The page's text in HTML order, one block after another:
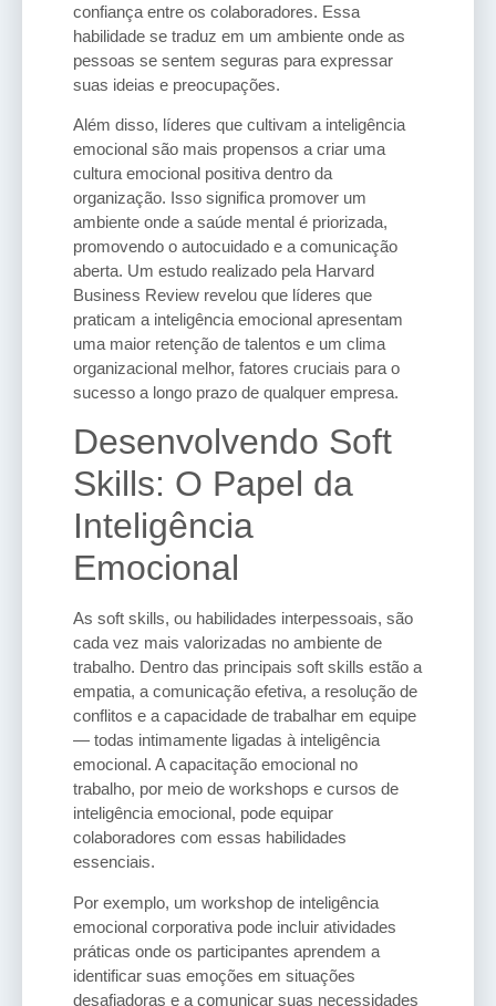
confiança entre os colaboradores. Essa
habilidade se traduz em um ambiente onde as
pessoas se sentem seguras para expressar
suas ideias e preocupações.
Além disso, líderes que cultivam a inteligência
emocional são mais propensos a criar uma
cultura emocional positiva dentro da
organização. Isso significa promover um
ambiente onde a saúde mental é priorizada,
promovendo o autocuidado e a comunicação
aberta. Um estudo realizado pela Harvard
Business Review revelou que líderes que
praticam a inteligência emocional apresentam
uma maior retenção de talentos e um clima
organizacional melhor, fatores cruciais para o
sucesso a longo prazo de qualquer empresa.
Desenvolvendo Soft
Skills: O Papel da
Inteligência
Emocional
As soft skills, ou habilidades interpessoais, são
cada vez mais valorizadas no ambiente de
trabalho. Dentro das principais soft skills estão a
empatia, a comunicação efetiva, a resolução de
conflitos e a capacidade de trabalhar em equipe
— todas intimamente ligadas à inteligência
emocional. A capacitação emocional no
trabalho, por meio de workshops e cursos de
inteligência emocional, pode equipar
colaboradores com essas habilidades
essenciais.
Por exemplo, um workshop de inteligência
emocional corporativa pode incluir atividades
práticas onde os participantes aprendem a
identificar suas emoções em situações
desafiadoras e a comunicar suas necessidades